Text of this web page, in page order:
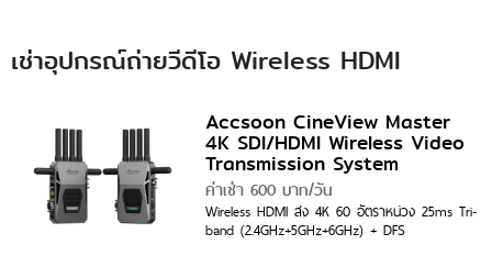
เช่าอุปกรณ์ถ่ายวีดีโอ Wireless HDMI
Accsoon CineView Master
4K SDI/HDMI Wireless Video
Transmission System
ค่าเช่า 600 บาท/วัน
Wireless HDMI ส่ง 4K 60 อัตราหน่วง 25ms Tri-
band (2.4GHz+5GHz+6GHz) + DFS